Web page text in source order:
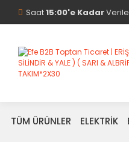
Saat15:00'e Kadar
TÜM ÜRÜNLER ELEKTRİK